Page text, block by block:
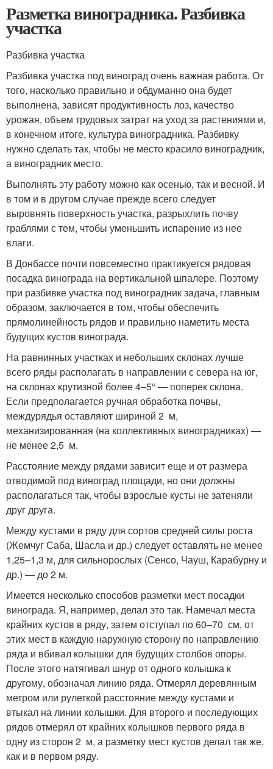
Разметка виноградника. Разбивка
участка
Разбивка участка
Разбивка участка под виноград очень важная работа. От
того, насколько правильно и обдуманно она будет
выполнена, зависят продуктивность лоз, качество
урожая, объем трудовых затрат на уход за растениями и,
в конечном итоге, культура виноградника. Разбивку
нужно сделать так, чтобы не место красило виноградник,
а виноградник место.
Выполнять эту работу можно как осенью, так и весной. И
в том и в другом случае прежде всего следует
выровнять поверхность участка, разрыхлить почву
граблями с тем, чтобы уменьшить испарение из нее
влаги.
В Донбассе почти повсеместно практикуется рядовая
посадка винограда на вертикальной шпалере. Поэтому
при разбивке участка под виноградник задача, главным
образом, заключается в том, чтобы обеспечить
прямолинейность рядов и правильно наметить места
будущих кустов винограда.
На равнинных участках и небольших склонах лучше
всего ряды располагать в направлении с севера на юг,
на склонах крутизной более 4–5° — поперек склона.
Если предполагается ручная обработка почвы,
междурядья оставляют шириной 2 м,
механизированная (на коллективных виноградниках) —
не менее 2,5 м.
Расстояние между рядами зависит еще и от размера
отводимой под виноград площади, но они должны
располагаться так, чтобы взрослые кусты не затеняли
друг друга.
Между кустами в ряду для сортов средней силы роста
(Жемчуг Саба, Шасла и др.) следует оставлять не менее
1,25–1,3 м, для сильнорослых (Сенсо, Чауш, Карабурну и
др.) — до 2 м.
Имеется несколько способов разметки мест посадки
винограда. Я, например, делал это так. Намечал места
крайних кустов в ряду, затем отступал по 60–70 см, от
этих мест в каждую наружную сторону по направлению
ряда и вбивал колышки для будущих столбов опоры.
После этого натягивал шнур от одного колышка к
другому, обозначая линию ряда. Отмерял деревянным
метром или рулеткой расстояние между кустами и
втыкал на линии колышки. Для второго и последующих
рядов отмерял от крайних колышков первого ряда в
одну из сторон 2 м, а разметку мест кустов делал так же,
как и в первом ряду.